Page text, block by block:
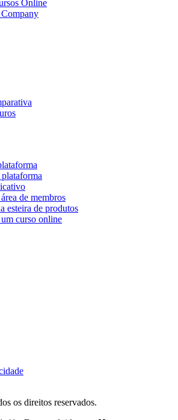
Online
de membros
esteira de produtos
curso online
os direitos reservados.